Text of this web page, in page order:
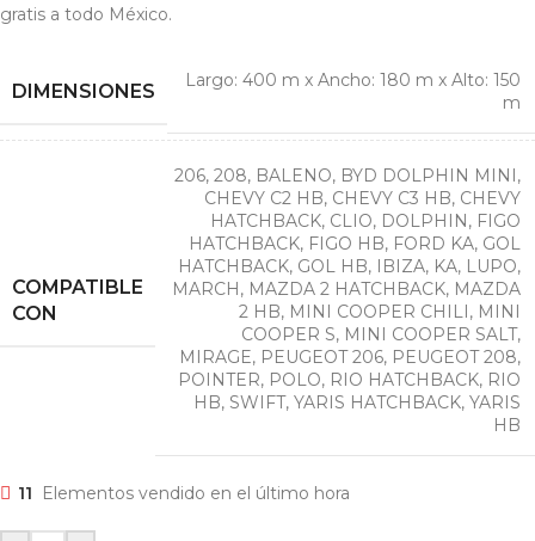
gratis a todo México.
DIMENSIONES
Largo: 400 m x Ancho: 180 m x Alto: 150
m
COMPATIBLE
CON
206, 208, BALENO, BYD DOLPHIN MINI,
CHEVY C2 HB, CHEVY C3 HB, CHEVY
HATCHBACK, CLIO, DOLPHIN, FIGO
HATCHBACK, FIGO HB, FORD KA, GOL
HATCHBACK, GOL HB, IBIZA, KA, LUPO,
MARCH, MAZDA 2 HATCHBACK, MAZDA
2 HB, MINI COOPER CHILI, MINI
COOPER S, MINI COOPER SALT,
MIRAGE, PEUGEOT 206, PEUGEOT 208,
POINTER, POLO, RIO HATCHBACK, RIO
HB, SWIFT, YARIS HATCHBACK, YARIS
HB
11 Elementos vendido en el último hora